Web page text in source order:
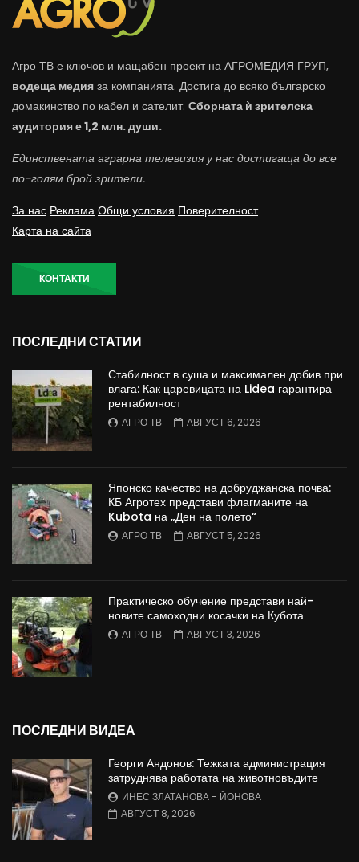
Агро ТВ е ключов и мащабен проект на АГРОМЕДИЯ ГРУП,
водеща медия за компанията. Достига до всяко българско
домакинство по кабел и сателит. Сборната ѝ зрителска
аудитория е 1,2 млн. души.
Единствената аграрна телевизия у нас достигаща до все
по-голям брой зрители.
За нас Реклама Общи условия Поверителност
Карта на сайта
КОНТАКТИ
ПОСЛЕДНИ СТАТИИ
Стабилност в суша и максимален добив при
влага: Как царевицата на Lidea гарантира
рентабилност
АГРО ТВ АВГУСТ 6, 2026
Японско качество на добруджанска почва:
КБ Агротех представи флагманите на
Kubota на „Ден на полето“
АГРО ТВ АВГУСТ 5, 2026
Практическо обучение представи най-
новите самоходни косачки на Кубота
АГРО ТВ АВГУСТ 3, 2026
ПОСЛЕДНИ ВИДЕА
Георги Андонов: Тежката администрация
затруднява работата на животновъдите
ИНЕС ЗЛАТАНОВА - ЙОНОВА
АВГУСТ 8, 2026